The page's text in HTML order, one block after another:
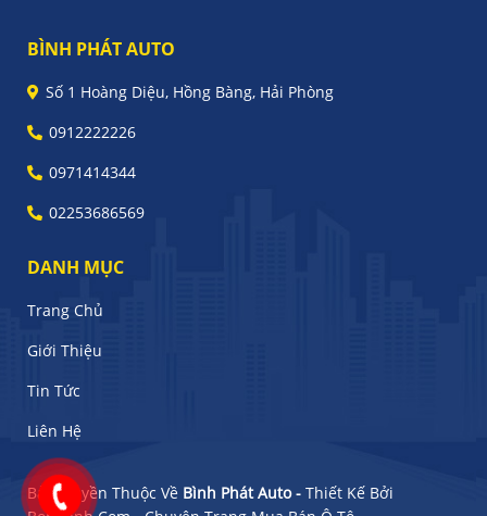
BÌNH PHÁT AUTO
Số 1 Hoàng Diệu, Hồng Bàng, Hải Phòng
0912222226
0971414344
02253686569
DANH MỤC
Trang Chủ
Giới Thiệu
Tin Tức
Liên Hệ
Bản Quyền Thuộc Về Bình Phát Auto - Thiết Kế Bởi